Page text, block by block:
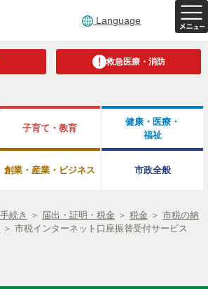
Language
救急医療・消防
子育て・教育
健康・医療・
福祉
創業・産業・ビジネス 市政全般
続き ＞ 届出・証明・税金 ＞ 税金 ＞ 市税の納
＞ 市税インターネット口座振替受付サービス